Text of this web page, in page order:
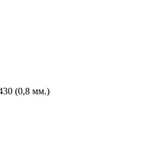
(0,8 мм.)